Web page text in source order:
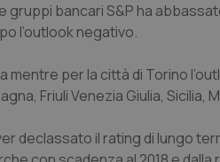
bancari S&P ha
l’outlook negativo.
mentre per la città di Torino
Friuli Venezia Giulia, Sicilia,
declassato il rating di lungo